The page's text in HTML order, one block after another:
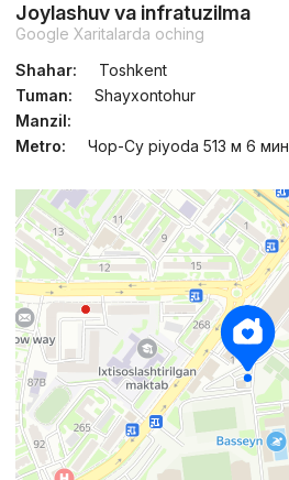
Joylashuv va infratuzilma
Google Xaritalarda oching
Shahar:
Toshkent
Tuman:
Shayxontohur
Manzil:
Metro:
Чор-Су piyoda 513 м 6 мин